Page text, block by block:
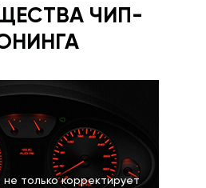
ЧИП-
только корректирует